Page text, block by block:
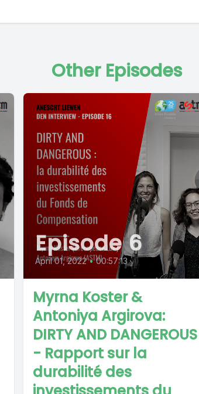
Other Episodes
Episode 6
April 01, 2022 • 00:57:13
Myrna Koster &
Antoniya Argirova:
DIRTY AND DANGEROUS
- Rapport sur la
durabilité des